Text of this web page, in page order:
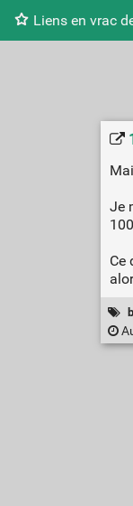
Liens en vrac
Je
Ce